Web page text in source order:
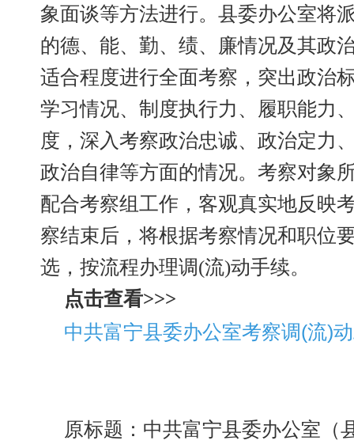
象面谈等方法进行。县委办公室将
的德、能、勤、绩、廉情况及其政
适合程度进行全面考察，突出政治
学习情况、制度执行力、履职能力
度，深入考察政治忠诚、政治定力
政治自律等方面的情况。考察对象
配合考察组工作，客观真实地反映
察结束后，将根据考察情况和职位
选，按流程办理调(流)动手续。
点击查看>>>
中共富宁县委办公室考察调(流)
原标题：中共富宁县委办公室（